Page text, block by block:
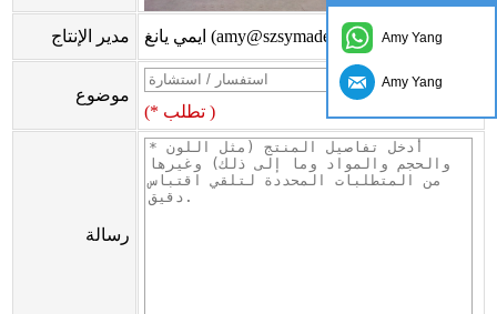
مدير الإنتاج ايمي يانغ (amy@szsymade.com)
موضوع
(* تطلب )
رسالة
Amy Yang
Amy Yang